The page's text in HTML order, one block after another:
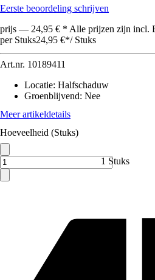
Eerste beoordeling schrijven
prijs — 24,95 € * Alle prijzen zijn incl.
per Stuks24,95 €*/ Stuks
Art.nr. 10189411
Locatie: Halfschaduw
Groenblijvend: Nee
Meer artikeldetails
Hoeveelheid (Stuks)
1 Stuks